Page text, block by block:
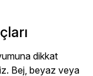
dikkat
Bej, beyaz veya